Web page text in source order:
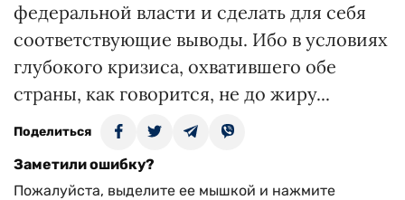
федеральной власти и сделать для себя
соответствующие выводы. Ибо в условиях
глубокого кризиса, охватившего обе
страны, как говорится, не до жиру...
Поделиться
Заметили ошибку?
Пожалуйста, выделите ее мышкой и нажмите